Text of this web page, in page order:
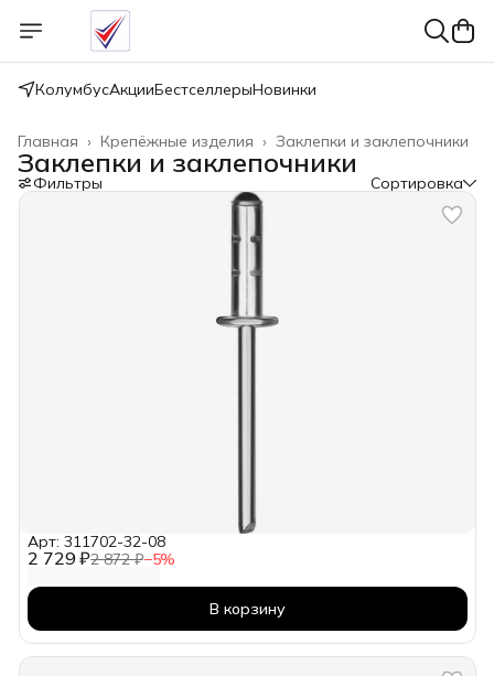
КолумбусАкцииБестселлерыНовинки
Заклепки и заклепочники
Крепёжные изделия ›
Главная ›
Заклепки и заклепочники
Фильтры Сортировка
2 729 ₽2 872 ₽−5%
Арт: 311702-32-08
В корзину